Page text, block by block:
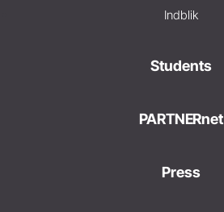
Indblik
Students
PARTNERnet
Press